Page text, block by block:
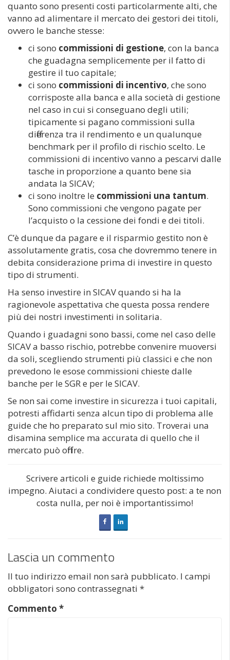
quanto sono presenti costi particolarmente alti, che
vanno ad alimentare il mercato dei gestori dei titoli,
ovvero le banche stesse:
ci sono commissioni di gestione, con la banca
che guadagna semplicemente per il fatto di
gestire il tuo capitale;
ci sono commissioni di incentivo, che sono
corrisposte alla banca e alla società di gestione
nel caso in cui si conseguano degli utili;
tipicamente si pagano commissioni sulla
differenza tra il rendimento e un qualunque
benchmark per il profilo di rischio scelto. Le
commissioni di incentivo vanno a pescarvi dalle
tasche in proporzione a quanto bene sia
andata la SICAV;
ci sono inoltre le commissioni una tantum.
Sono commissioni che vengono pagate per
l’acquisto o la cessione dei fondi e dei titoli.
C’è dunque da pagare e il risparmio gestito non è
assolutamente gratis, cosa che dovremmo tenere in
debita considerazione prima di investire in questo
tipo di strumenti.
Ha senso investire in SICAV quando si ha la
ragionevole aspettativa che questa possa rendere
più dei nostri investimenti in solitaria.
Quando i guadagni sono bassi, come nel caso delle
SICAV a basso rischio, potrebbe convenire muoversi
da soli, scegliendo strumenti più classici e che non
prevedono le esose commissioni chieste dalle
banche per le SGR e per le SICAV.
Se non sai come investire in sicurezza i tuoi capitali,
potresti affidarti senza alcun tipo di problema alle
guide che ho preparato sul mio sito. Troverai una
disamina semplice ma accurata di quello che il
mercato può offrire.
Scrivere articoli e guide richiede moltissimo
impegno. Aiutaci a condividere questo post: a te non
costa nulla, per noi è importantissimo!
Lascia un commento
Il tuo indirizzo email non sarà pubblicato. I campi
obbligatori sono contrassegnati *
Commento *